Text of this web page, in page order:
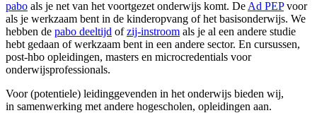
pabo als je net van het voortgezet onderwijs komt. De Ad PEPvoor
als je werkzaam bent in de kinderopvang of het basisonderwijs. We
hebben de pabo deeltijd ofzij-instroom als je al een andere studie
hebt gedaan of werkzaam bent in een andere sector. En cursussen,
post-hbo opleidingen, masters en microcredentials voor
onderwijsprofessionals.
Voor (potentiele) leidinggevenden in het onderwijs bieden wij,
in samenwerking met andere hogescholen, opleidingen aan.